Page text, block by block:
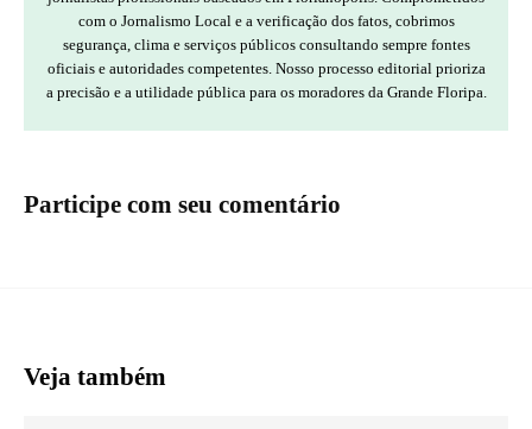
com o Jornalismo Local e a verificação dos fatos, cobrimos
segurança, clima e serviços públicos consultando sempre fontes
oficiais e autoridades competentes. Nosso processo editorial prioriza
a precisão e a utilidade pública para os moradores da Grande Floripa.
Participe com seu comentário
Veja também